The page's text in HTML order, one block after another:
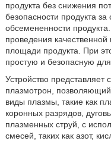
продукта без снижения
безопасности продукта
обсемененности
проведения
площади продукта. При
простую и безопасную
Устройство представляет
плазмотрон,
виды плазмы, такие как
коронных разрядов,
плазменных струй, с
смесей, таких как азот,